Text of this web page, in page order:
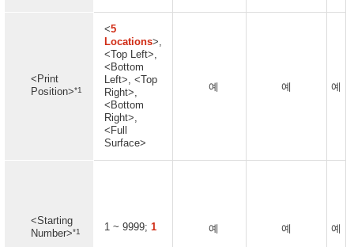
<Print
Position>*1
<5
Locations>,
<Top Left>,
<Bottom
Left>, <Top
Right>,
<Bottom
Right>,
<Full
Surface>
예 예 예
<Starting
Number>*1 1 ~ 9999; 1 예 예 예